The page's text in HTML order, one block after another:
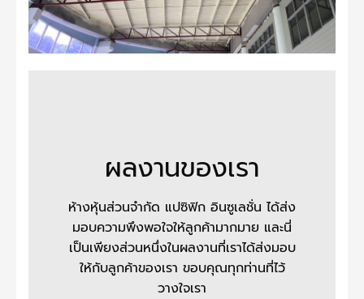
ผลงานของเรา
ห้างหุ้นส่วนจำกัด แปซิฟิก อินซูเลชั่น ได้ส่ง
มอบความพึงพอใจให้ลูกค้ามากมาย และนี่
เป็นเพียงส่วนหนึ่งในผลงานที่เราได้ส่งมอบ
ให้กับลูกค้าของเรา ขอบคุณทุกท่านที่ไว้
วางใจเรา